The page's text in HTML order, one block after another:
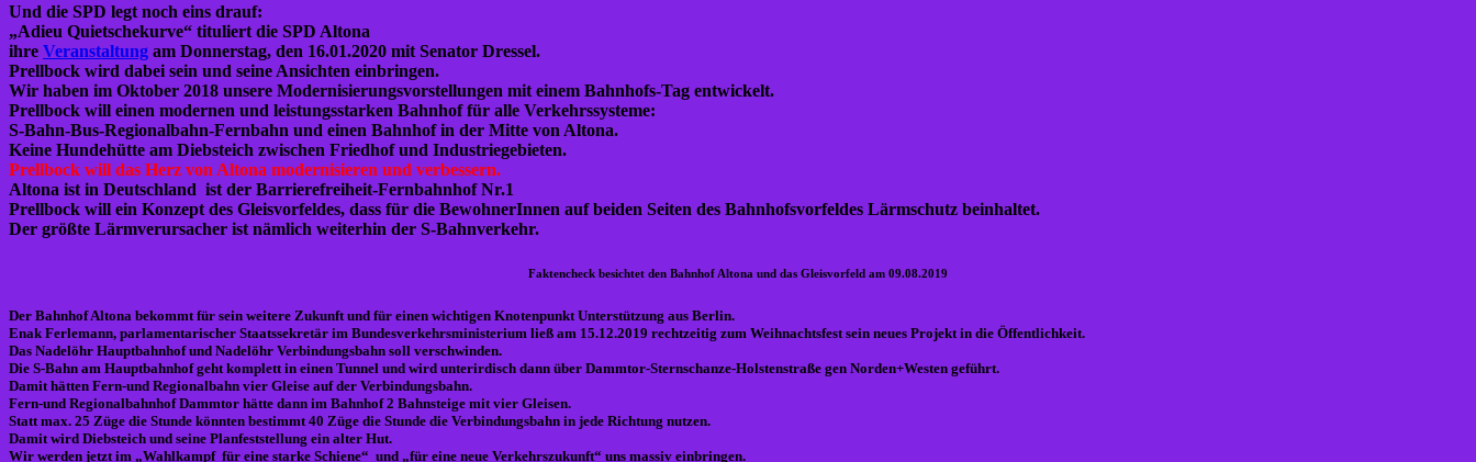
Und die SPD legt noch eins drauf:
„Adieu Quietschekurve“ tituliert die SPD Altona
ihre Veranstaltung am Donnerstag, den 16.01.2020 mit Senator Dressel.
Prellbock wird dabei sein und seine Ansichten einbringen.
Wir haben im Oktober 2018 unsere Modernisierungsvorstellungen mit einem Bahnhofs-Tag entwickelt.
Prellbock will einen modernen und leistungsstarken Bahnhof für alle Verkehrssysteme:
S-Bahn-Bus-Regionalbahn-Fernbahn und einen Bahnhof in der Mitte von Altona.
Keine Hundehütte am Diebsteich zwischen Friedhof und Industriegebieten.
Prellbock will das Herz von Altona modernisieren und verbessern.
Altona ist in Deutschland ist der Barrierefreiheit-Fernbahnhof Nr.1
Prellbock will ein Konzept des Gleisvorfeldes, dass für die BewohnerInnen auf beiden Seiten des Bahnhofsvorfeldes Lärmschutz beinhaltet.
Der größte Lärmverursacher ist nämlich weiterhin der S-Bahnverkehr.
Faktencheck besichtet den Bahnhof Altona und das Gleisvorfeld am 09.08.2019
Der Bahnhof Altona bekommt für sein weitere Zukunft und für einen wichtigen Knotenpunkt Unterstützung aus Berlin.
Enak Ferlemann, parlamentarischer Staatssekretär im Bundesverkehrsministerium ließ am 15.12.2019 rechtzeitig zum Weihnachtsfest sein neues Projekt in die Öffentlichkeit.
Das Nadelöhr Hauptbahnhof und Nadelöhr Verbindungsbahn soll verschwinden.
Die S-Bahn am Hauptbahnhof geht komplett in einen Tunnel und wird unterirdisch dann über Dammtor-Sternschanze-Holstenstraße gen Norden+Westen geführt.
Damit hätten Fern-und Regionalbahn vier Gleise auf der Verbindungsbahn.
Fern-und Regionalbahnhof Dammtor hätte dann im Bahnhof 2 Bahnsteige mit vier Gleisen.
Statt max. 25 Züge die Stunde könnten bestimmt 40 Züge die Stunde die Verbindungsbahn in jede Richtung nutzen.
Damit wird Diebsteich und seine Planfeststellung ein alter Hut.
Wir werden jetzt im „Wahlkampf für eine starke Schiene“ und „für eine neue Verkehrszukunft“ uns massiv einbringen.